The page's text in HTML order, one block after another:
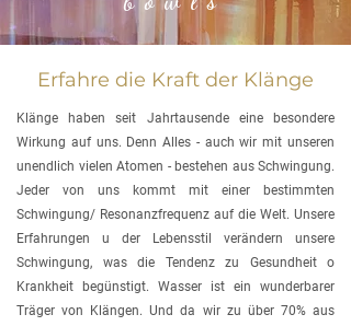
Erfahre die Kraft der Klänge
Klänge haben seit Jahrtausende eine besondere
Wirkung auf uns. Denn Alles - auch wir mit unseren
unendlich vielen Atomen - bestehen aus Schwingung.
Jeder von uns kommt mit einer bestimmten
Schwingung/ Resonanzfrequenz auf die Welt. Unsere
Erfahrungen u der Lebensstil verändern unsere
Schwingung, was die Tendenz zu Gesundheit o
Krankheit begünstigt. Wasser ist ein wunderbarer
Träger von Klängen. Und da wir zu über 70% aus